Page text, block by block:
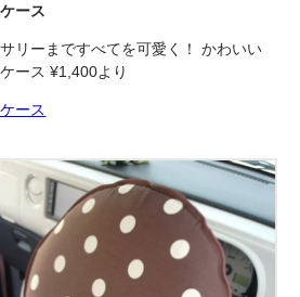
ース
リーまですべてを可愛く！ かわいい
ース ¥1,400より
ース